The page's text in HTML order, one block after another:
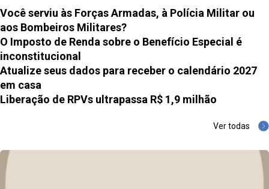
Você serviu às Forças Armadas, à Polícia Militar ou
aos Bombeiros Militares?
O Imposto de Renda sobre o Benefício Especial é
inconstitucional
Atualize seus dados para receber o calendário 2027
em casa
Liberação de RPVs ultrapassa R$ 1,9 milhão
Ver todas